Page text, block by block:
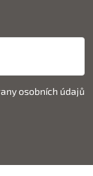
osobních údajů